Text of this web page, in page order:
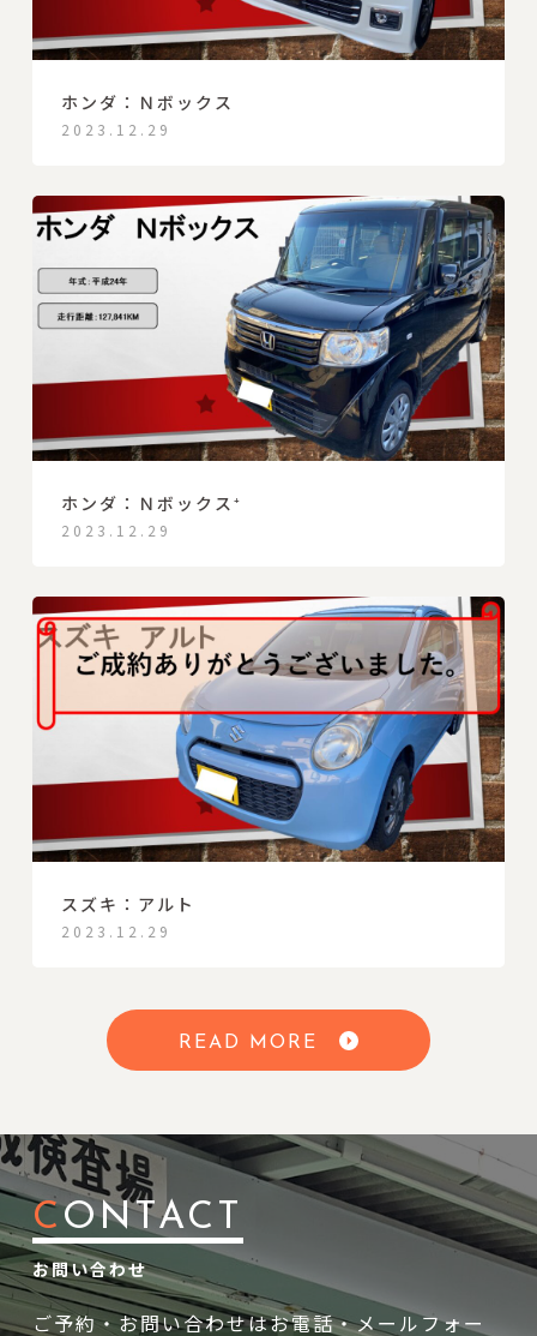
ホンダ：Ｎボックス
2023.12.29
ホンダ：Ｎボックス⁺
2023.12.29
スズキ：アルト
2023.12.29
READ MORE
CONTACT
お問い合わせ
ご予約・お問い合わせはお電話・メールフォー